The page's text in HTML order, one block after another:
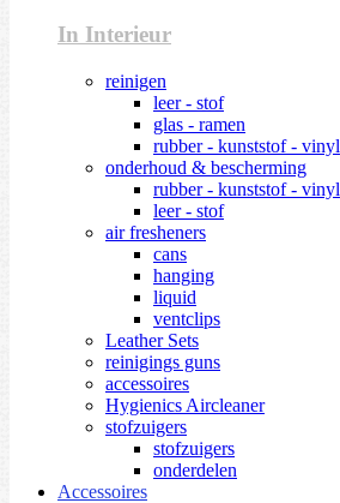
In Interieur
reinigen
leer - stof
glas - ramen
rubber - kunststof - vinyl
onderhoud & bescherming
rubber - kunststof - vinyl
leer - stof
air fresheners
cans
hanging
liquid
ventclips
Leather Sets
reinigings guns
accessoires
Hygienics Aircleaner
stofzuigers
stofzuigers
onderdelen
Accessoires